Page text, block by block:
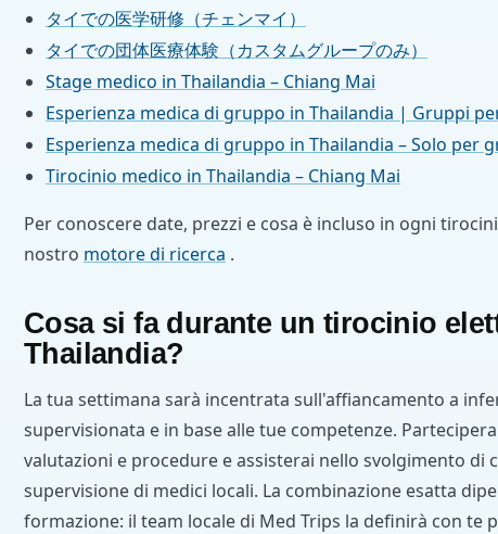
タイでの医学研修（チェンマイ）
タイでの団体医療体験（カスタムグループのみ）
Stage medico in Thailandia – Chiang Mai
Esperienza medica di gruppo in Thailandia | Gruppi
Esperienza medica di gruppo in Thailandia – Solo per
Tirocinio medico in Thailandia – Chiang Mai
Per conoscere date, prezzi e cosa è incluso in ogni
nostro motore di ricerca .
Cosa si fa durante un tirocinio
Thailandia?
La tua settimana sarà incentrata sull'affiancamento a
supervisionata e in base alle tue competenze.
valutazioni e procedure e assisterai nello svolgimento
supervisione di medici locali. La combinazione esatta
formazione: il team locale di Med Trips la definirà con te